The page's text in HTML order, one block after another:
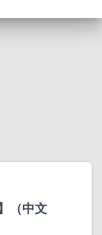
（中文